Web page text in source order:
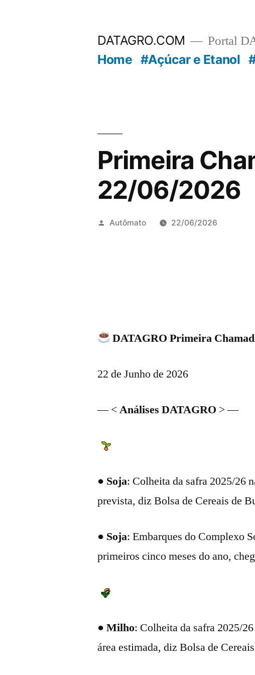
DATAGRO.COM Portal
Home #Açúcar e Etanol
Primeira
22/06/2026
Publicado
Autômato 22/06/2026
DATAGRO Primeira
22 de Junho de 2026
— <Análises DATAGRO > —
● Soja: Colheita da safra 2025/26
prevista, diz Bolsa de Cereais de
● Soja: Embarques do Complexo
primeiros cinco meses do ano,
●Milho: Colheita da safra 2025/
área estimada, diz Bolsa de